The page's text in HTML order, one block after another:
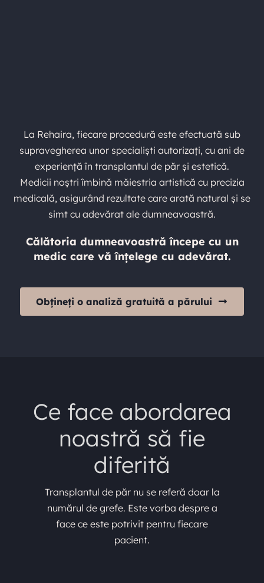
La Rehaira, fiecare procedură este efectuată sub
supravegherea unor specialiști autorizați, cu ani de
experiență în transplantul de păr și estetică.
Medicii noștri îmbină măiestria artistică cu precizia
medicală, asigurând rezultate care arată natural și se
simt cu adevărat ale dumneavoastră.
Călătoria dumneavoastră începe cu un
medic care vă înțelege cu adevărat.
Obțineți o analiză gratuită a părului
Ce face abordarea
noastră să fie
diferită
Transplantul de păr nu se referă doar la
numărul de grefe. Este vorba despre a
face ce este potrivit pentru fiecare
pacient.